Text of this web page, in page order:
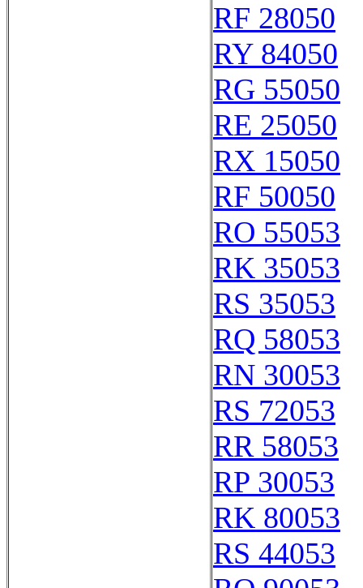
RF 28050
RY 84050
RG 55050
RE 25050
RX 15050
RF 50050
RO 55053
RK 35053
RS 35053
RQ 58053
RN 30053
RS 72053
RR 58053
RP 30053
RK 80053
RS 44053